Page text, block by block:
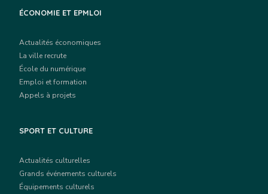
ÉCONOMIE ET EPMLOI
Actualités économiques
La ville recrute
École du numérique
Emploi et formation
Appels à projets
SPORT ET CULTURE
Actualités culturelles
Grands événements culturels
Équipements culturels